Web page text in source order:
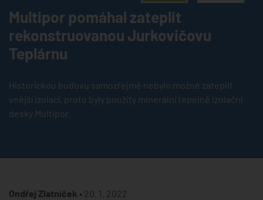
Multipor pomáhal zateplit
rekonstruovanou Jurkovičovu
Teplárnu
Historickou budovu samozřejmě nebylo možné zateplit
vnější izolací, proto byly použity minerální tepelně izolační
desky Multipor.
Ondřej Zlatníček • 20. 1. 2022